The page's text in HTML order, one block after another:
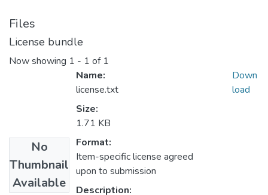
Files
License bundle
Now showing 1 - 1 of 1
No
Thumbnail
Available
Name:
license.txt
Size:
1.71 KB
Format:
Item-specific license agreed
upon to submission
Description:
Down
load